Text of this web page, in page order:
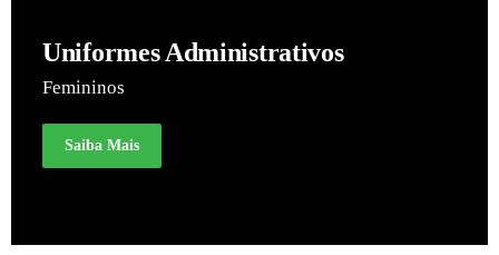
Uniformes Administrativos
Femininos
Saiba Mais